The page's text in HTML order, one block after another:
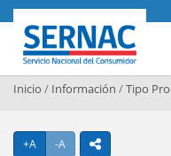
Contenido principal
SERNAC
Inicio / Información /Tipo
+A Agrandar texto
-A Achicar textoicono